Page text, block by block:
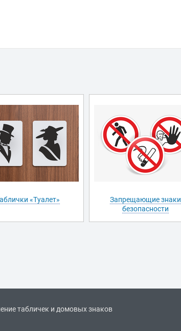
«Туалет»
Запрещающие знаки
безопасности
табличек и домовых знаков